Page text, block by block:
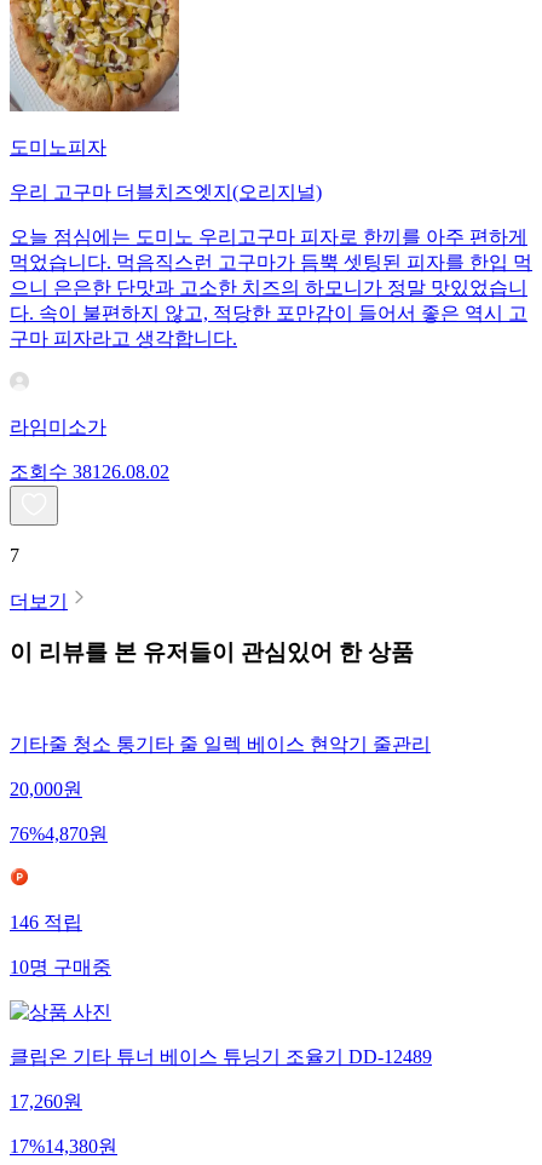
도미노피자
우리 고구마 더블치즈엣지(오리지널)
오늘 점심에는 도미노 우리고구마 피자로 한끼를 아주 편하게
먹었습니다. 먹음직스런 고구마가 듬뿍 셋팅된 피자를 한입 먹
으니 은은한 단맛과 고소한 치즈의 하모니가 정말 맛있었습니
다. 속이 불편하지 않고, 적당한 포만감이 들어서 좋은 역시 고
구마 피자라고 생각합니다.
라임미소가
조회수 381 26.08.02
7
더보기
이 리뷰를 본 유저들이 관심있어 한 상품
기타줄 청소 통기타 줄 일렉 베이스 현악기 줄관리
20,000원
76%4,870원
146 적립
10명 구매중
클립온 기타 튜너 베이스 튜닝기 조율기 DD-12489
17,260원
17%14,380원